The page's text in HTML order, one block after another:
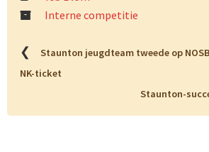
Interne competitie
❮
Staunton jeugdteam tweede op
NK-ticket
Staunton-